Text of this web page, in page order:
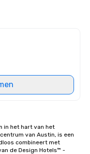
in het hart van het
van Austin, is een
combineert met
de Design Hotels™ -